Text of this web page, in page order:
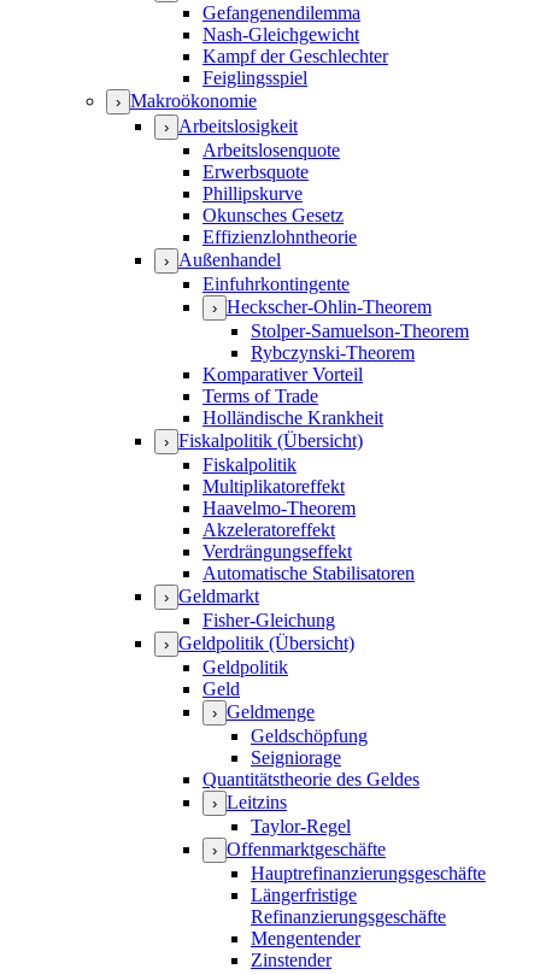
Gefangenendilemma
Nash-Gleichgewicht
Kampf der Geschlechter
Feiglingsspiel
› Makroökonomie
› Arbeitslosigkeit
Arbeitslosenquote
Erwerbsquote
Phillipskurve
Okunsches Gesetz
Effizienzlohntheorie
› Außenhandel
Einfuhrkontingente
› Heckscher-Ohlin-Theorem
Stolper-Samuelson-Theorem
Rybczynski-Theorem
Komparativer Vorteil
Terms of Trade
Holländische Krankheit
› Fiskalpolitik (Übersicht)
Fiskalpolitik
Multiplikatoreffekt
Haavelmo-Theorem
Akzeleratoreffekt
Verdrängungseffekt
Automatische Stabilisatoren
› Geldmarkt
Fisher-Gleichung
› Geldpolitik (Übersicht)
Geldpolitik
Geld
› Geldmenge
Geldschöpfung
Seigniorage
Quantitätstheorie des Geldes
› Leitzins
Taylor-Regel
› Offenmarktgeschäfte
Hauptrefinanzierungsgeschäfte
Längerfristige
Refinanzierungsgeschäfte
Mengentender
Zinstender